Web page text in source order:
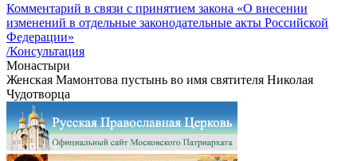
Комментарий в связи с принятием закона «О внесении
изменений в отдельные законодательные акты Российской
Федерации»
/Консультация
Монастыри
Женская Мамонтова пустынь во имя святителя Николая
Чудотворца